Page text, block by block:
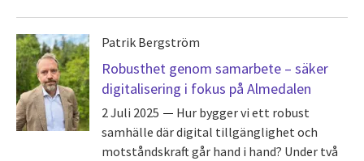
Patrik Bergström
Robusthet genom samarbete – säker
digitalisering i fokus på Almedalen
2 Juli 2025
Hur bygger vi ett robust
samhälle där digital tillgänglighet och
motståndskraft går hand i hand? Under två